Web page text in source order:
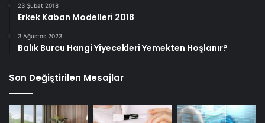
23 Şubat 2018
Erkek Kaban Modelleri 2018
3 Ağustos 2023
Balık Burcu Hangi Yiyecekleri Yemekten Hoşlanır?
Son Değiştirilen Mesajlar